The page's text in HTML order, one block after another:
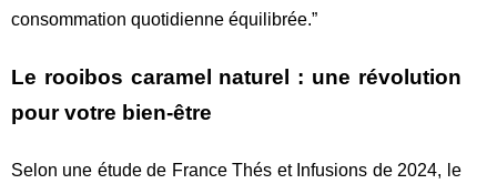
consommation quotidienne équilibrée.”
Le rooibos caramel naturel : une révolution
pour votre bien-être
Selon une étude de France Thés et Infusions de 2024, le